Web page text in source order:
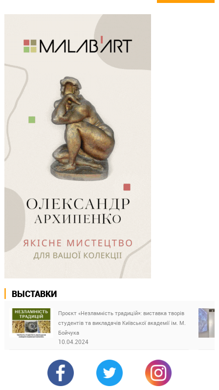
ВЫСТАВКИ
Проєкт «Незламність традицій»: виставка творів
студентів та викладачів Київської академії ім. М.
Бойчука
10.04.2024